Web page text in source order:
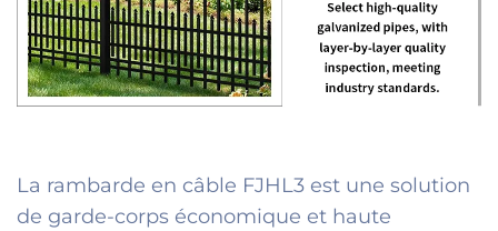
La rambarde en câble FJHL3 est une solution
de garde-corps économique et haute